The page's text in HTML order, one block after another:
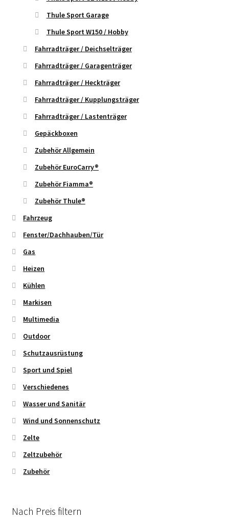
Thule Sport Garage
Thule Sport W150 / Hobby
Fahrradträger / Deichselträger
Fahrradträger / Garagenträger
Fahrradträger / Heckträger
Fahrradträger / Kupplungsträger
Fahrradträger / Lastenträger
Gepäckboxen
Zubehör Allgemein
Zubehör EuroCarry®
Zubehör Fiamma®
Zubehör Thule®
Fahrzeug
Fenster/Dachhauben/Tür
Gas
Heizen
Kühlen
Markisen
Multimedia
Outdoor
Schutzausrüstung
Sport und Spiel
Verschiedenes
Wasser und Sanitär
Wind und Sonnenschutz
Zelte
Zeltzubehör
Zubehör
Nach Preis filtern